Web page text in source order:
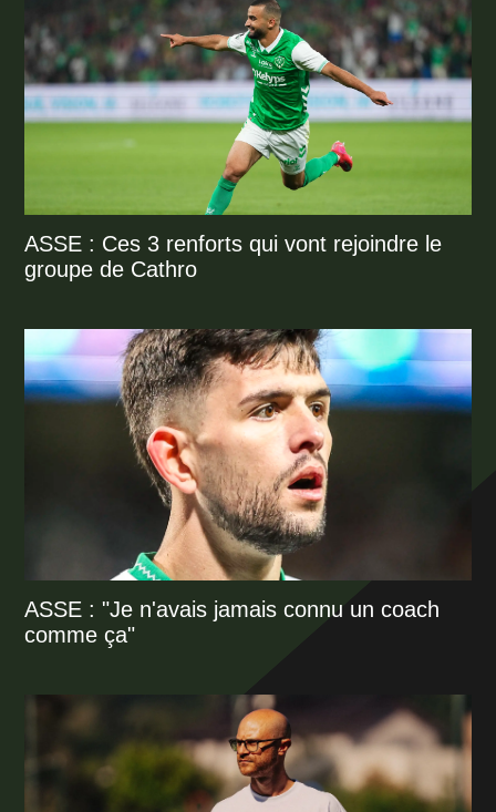
ASSE : Ces 3 renforts qui vont rejoindre le
groupe de Cathro
ASSE : "Je n'avais jamais connu un coach
comme ça"